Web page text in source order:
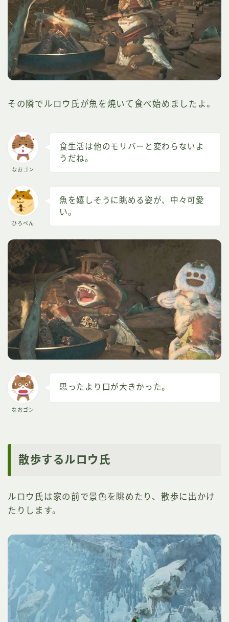
その隣でルロウ氏が魚を焼いて食べ始めましたよ。
なおゴン
食生活は他のモリバーと変わらないよ
うだね。
ひろぺん
魚を嬉しそうに眺める姿が、中々可愛
い。
なおゴン
思ったより口が大きかった。
散歩するルロウ氏
ルロウ氏は家の前で景色を眺めたり、散歩に出かけ
たりします。